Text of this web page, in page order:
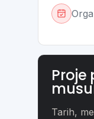
Proje
Tarih,